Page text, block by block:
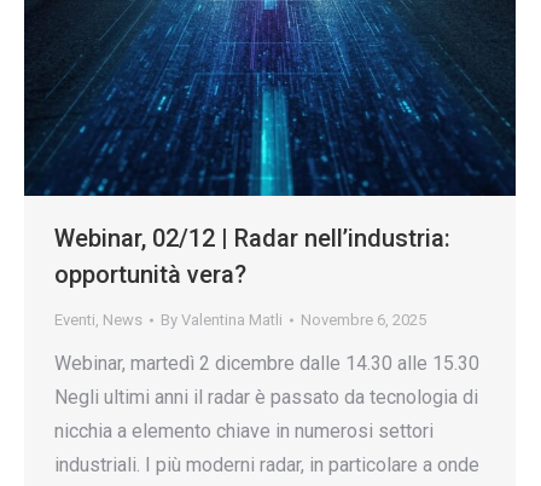
Webinar, 02/12 | Radar nell’industria:
opportunità vera?
Eventi, News By Valentina Matli Novembre 6, 2025
Webinar, martedì 2 dicembre dalle 14.30 alle 15.30
Negli ultimi anni il radar è passato da tecnologia di
nicchia a elemento chiave in numerosi settori
industriali. I più moderni radar, in particolare a onde